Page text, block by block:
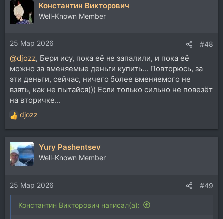
Константин Викторович
Well-Known Member
25 Мар 2026 #48
@djozz, Бери ису, пока её не запалили, и пока её
можно за вменяемые деньги купить... Повторюсь, за
эти деньги, сейчас, ничего более вменяемого не
взять, как не пытайся))) Если только сильно не повезёт
на вторичке...
Р
е
а
к
ц
и
и
:
djozz
Yury Pashentsev
Well-Known Member
25 Мар 2026 #49
Константин Викторович написал(а):